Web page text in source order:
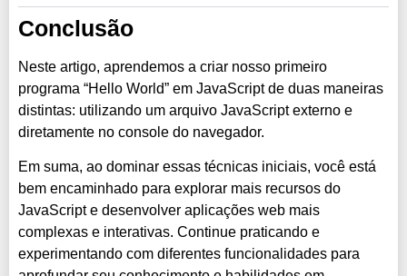
Conclusão
Neste artigo, aprendemos a criar nosso primeiro
programa “Hello World” em JavaScript de duas maneiras
distintas: utilizando um arquivo JavaScript externo e
diretamente no console do navegador.
Em suma, ao dominar essas técnicas iniciais, você está
bem encaminhado para explorar mais recursos do
JavaScript e desenvolver aplicações web mais
complexas e interativas. Continue praticando e
experimentando com diferentes funcionalidades para